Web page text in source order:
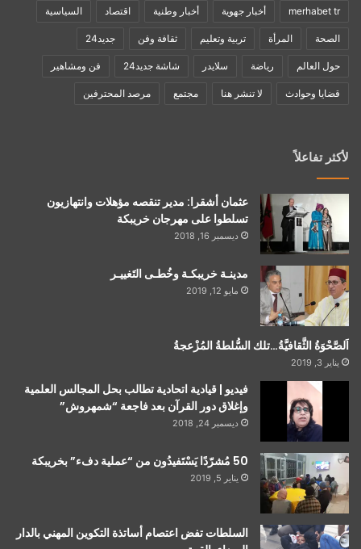
merhabet tr أخبار جهوية أخبار وطنية اقتصاد السياسية
الصحة المرأة تربية وتعليم ثقافة وفن جديد24
حول العالم رياضة سلايدر شاشة جديد24 فن ومشاهير
قضايا وحوادث لا تنشر هنا مجتمع مرصد المحترفين
لأكثر تفاعلاً
عثمان أشقرا: مدير تنقصه مؤهلات وانتهازيون
تسلطوا على مهرجان خريبكة
ديسمبر 16, 2018
مدينـة خريبكـة وخُطـى التَغييـر
مايو 12, 2019
اَلصَّحْوَةُ الثَّقافيَّةُ…تلك السُّلطةُ المُزْعجةُ
يناير 3, 2019
فيديو | قيادية اتحادية تطالب بحل المجالس العلمية
وإغلاق دور القرآن بعد فاجعة “شمهروش”
ديسمبر 24, 2018
50 مُشرّدًا يَسْتَفيدُون من “عملية دفء” بخريبكة
يناير 5, 2019
السلطات تفض اعتصام أساتذة التكوين المهني بالدار